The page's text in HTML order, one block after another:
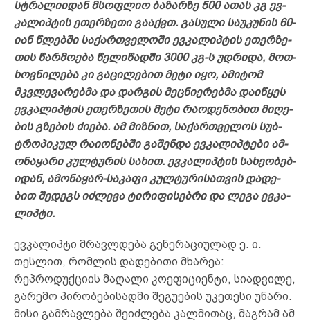
სტრა­ლი­იდ­ან მსოფ­ლიო ბა­ზარ­ზე 500 ათ­ას კგ ევ­
კა­ლიპ­ტის ეთ­ერ­ზე­თი გა­აქვთ. გასული საუკუნის 60-
იან წლებში სა­ქარ­თვე­ლო­ში ევ­კა­ლიპ­ტის ეთ­ერ­ზე­
თის წარ­მო­ე­ბა წელი­წად­ში 3000 კგ-ს უდ­რი­და, მოთ­
ხოვ­ნი­ლე­ბა კი გა­ცი­ლე­ბით მე­ტი იყო, ამ­იტ­ომ
მკვლე­ვა­რებ­მა და დარ­გის მეც­ნი­ერ­ებ­მა და­იწ­ყეს
ევ­კა­ლიპ­ტის ეთ­ერ­ზე­თის მე­ტი რა­ოდ­ენ­ობ­ით მი­ღე­
ბის გზე­ბის ძი­ე­ბა. ამ მიზ­ნით, სა­ქარ­თვე­ლოს სუბ­
ტრო­პი­კულ რა­ი­ონ­ებ­ში გა­შენ­და ევ­კა­ლიპ­ტე­ბი ამ­
ონ­აყ­ა­რი კულ­ტუ­რის სა­ხით. ევ­კა­ლიპ­ტის სა­ხე­ობ­ებ­
იდ­ან, ამ­ონ­აყ­არ-სა­კა­ფი კულ­ტუ­რი­სათ­ვის და­დე­
ბით შე­დეგს იძ­ლე­ვა ტი­რი­ფი­სებ­რი და ლე­გა ევ­კა­
ლიპ­ტი.
ევკალიპტი მრავლდება გენერაციულად ე. ი.
თესლით, რომლის დადებითი მხარეა:
რეპროდუქციის მაღალი კოეფიციენტი, სიადვილე,
გარემო პირობებისადმი შეგუების უკეთესი უნარი.
მისი გამრავლება შეიძლება კალმითაც, მაგრამ ამ